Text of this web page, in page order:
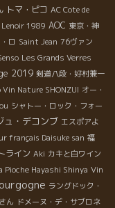
トマ・ピコ AC Cote de
Lenoir 1989 AOC 東京・神
ロ Saint Jean 76ヴァン
Les Grands Verres
2019 剣道八段・好村兼一
Nature SHONZUI オー・
シャトー・ロック・フォー
ュ・デコンブ エスポアよ
français Daisuke san 福
ライン Aki カキと白ワイン
Pioche Hayashi Shinya Vin
ラングドック・
ん ドメーヌ・デ・サブロネ